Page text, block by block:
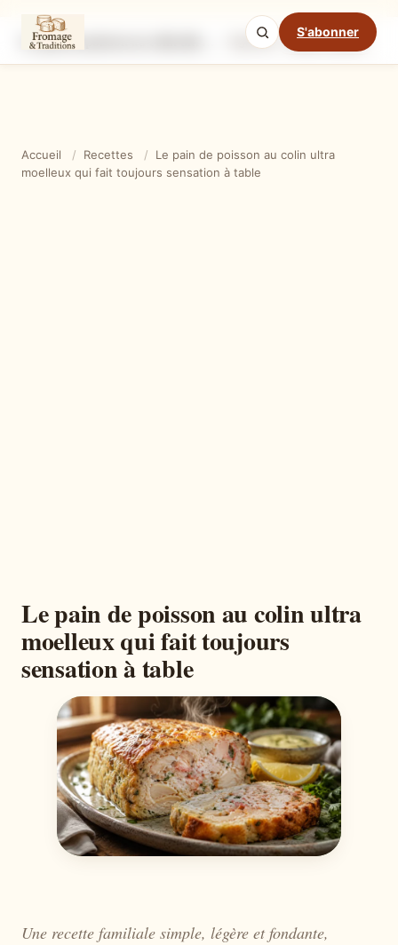
S'abonner
Ingrédients Étapes
Mode cuisine
Accueil / Recettes /
Le pain de poisson au colin ultra
moelleux qui fait toujours sensation à table
Le pain de poisson au colin ultra
moelleux qui fait toujours
sensation à table
Une recette familiale simple, légère et fondante,